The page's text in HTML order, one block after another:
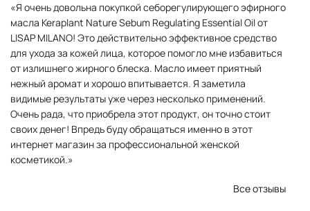
«Я очень довольна покупкой себорегулирующего эфирного
масла Keraplant Nature Sebum Regulating Essential Oil от
LISAP MILANO! Это действительно эффективное средство
для ухода за кожей лица, которое помогло мне избавиться
от излишнего жирного блеска. Масло имеет приятный
нежный аромат и хорошо впитывается. Я заметила
видимые результаты уже через несколько применений.
Очень рада, что приобрела этот продукт, он точно стоит
своих денег! Впредь буду обращаться именно в этот
интернет магазин за профессиональной женской
косметикой.»
Все отзывы